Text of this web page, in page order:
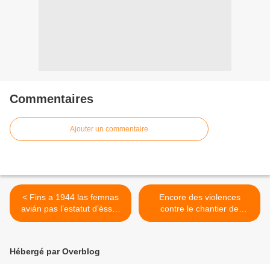
Commentaires
Ajouter un commentaire
< Fins a 1944 las femnas
avián pas l’estatut d’èsser
uman a part entièra en
Encore des violences
contre le chantier de
l'autoroute A69
Hébergé par Overblog